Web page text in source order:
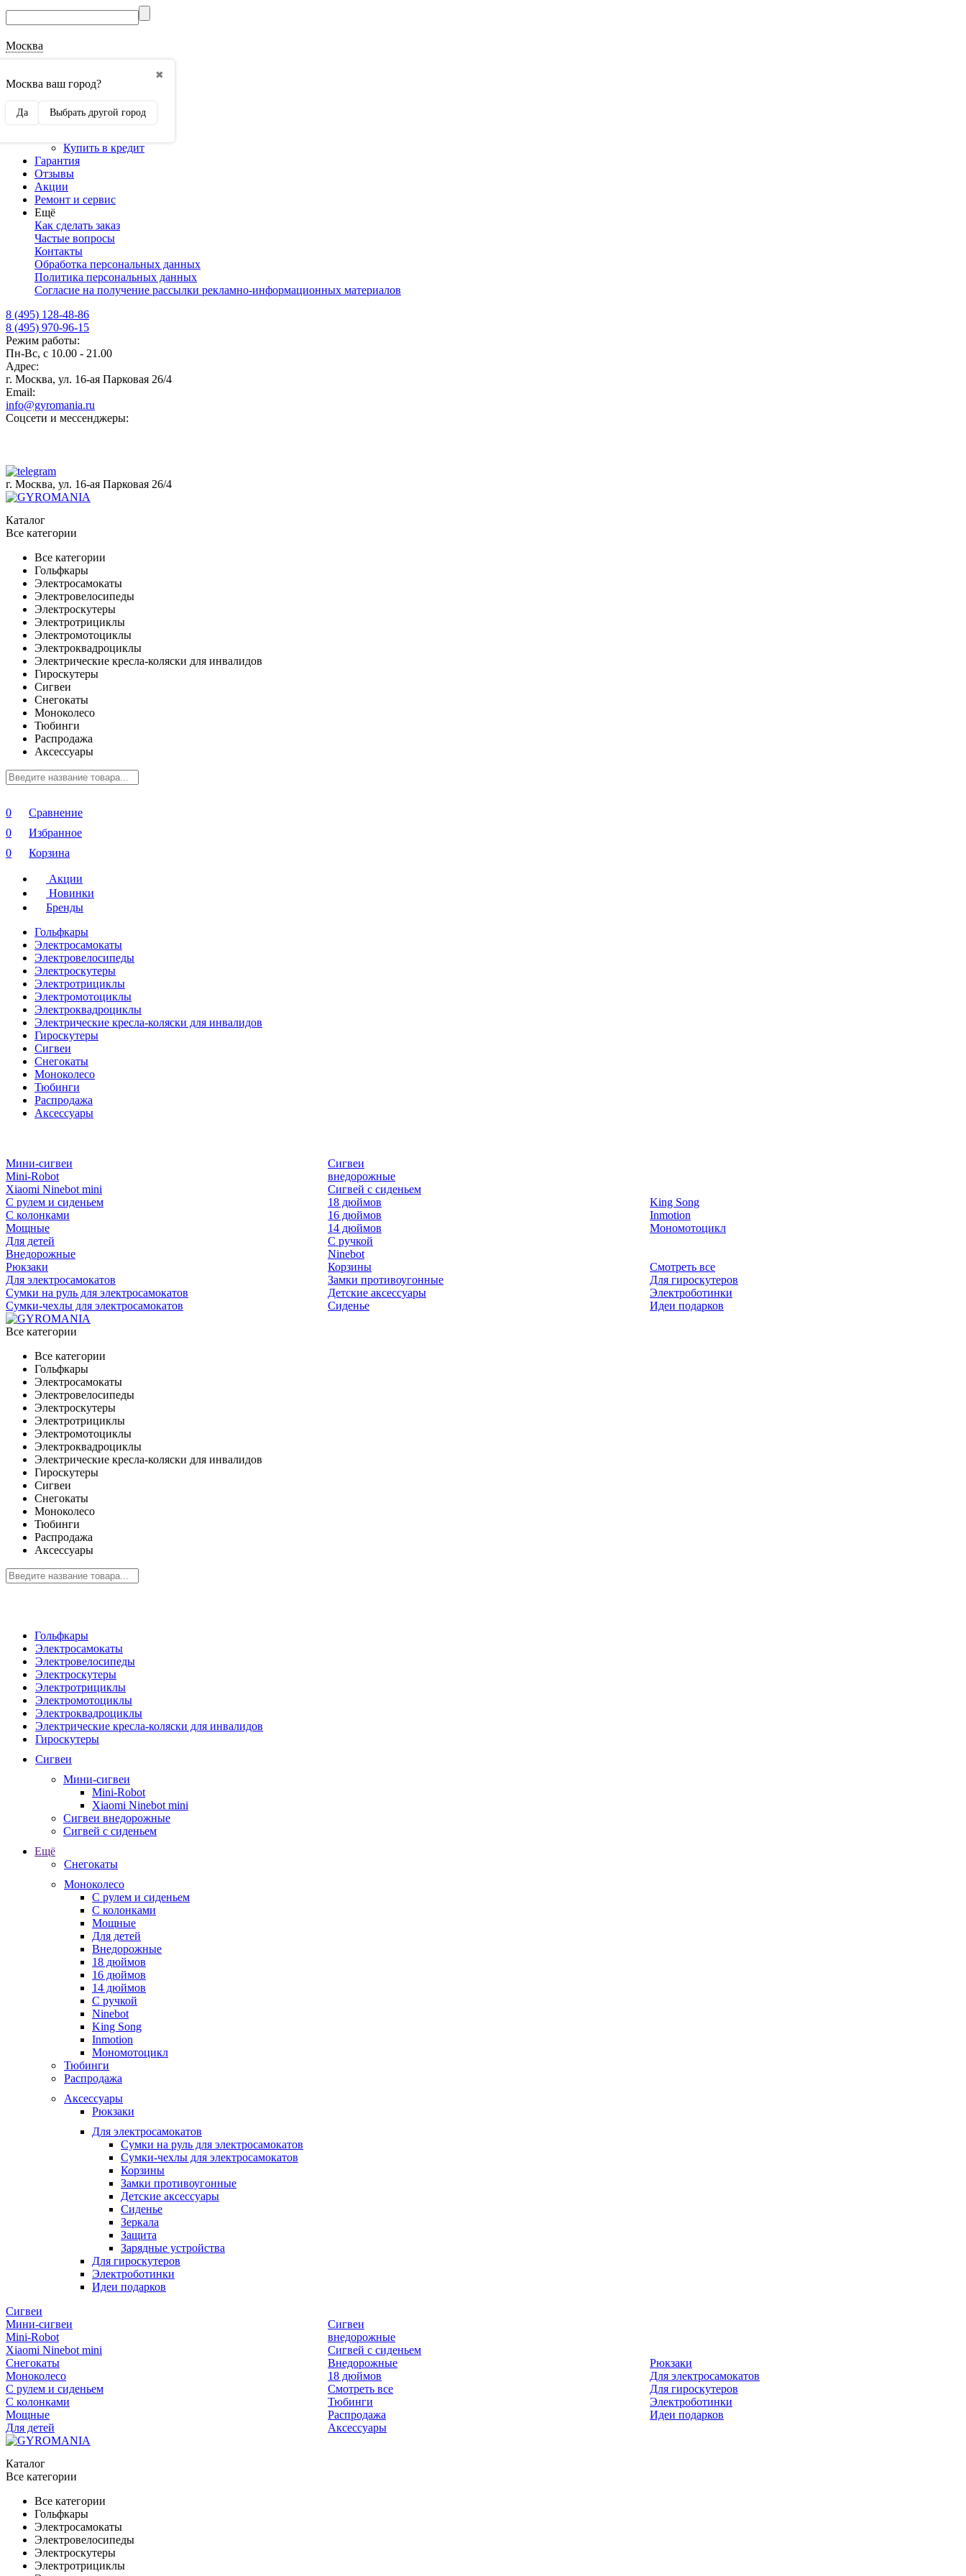
Москва
✖
Москва ваш город?
Да Выбрать другой город
Наши реквизиты
Оптовикам
Сотрудничество
Купить в кредит
Гарантия
Отзывы
Акции
Ремонт и сервис
Ещё
Как сделать заказ
Частые вопросы
Контакты
Обработка персональных данных
Политика персональных данных
Согласие на получение рассылки рекламно-информационных материалов
8 (495) 128-48-86
8 (495) 970-96-15
Режим работы:
Пн-Вс, с 10.00 - 21.00
Адрес:
г. Москва, ул. 16-ая Парковая 26/4
Email:
info@gyromania.ru
Соцсети и мессенджеры:
г. Москва, ул. 16-ая Парковая 26/4
Каталог
Все категории
Все категории
Гольфкары
Электросамокаты
Электровелосипеды
Электроскутеры
Электротрициклы
Электромотоциклы
Электроквадроциклы
Электрические кресла-коляски для инвалидов
Гироскутеры
Сигвеи
Снегокаты
Моноколесо
Тюбинги
Распродажа
Аксессуары
0
Сравнение
0
Избранное
0
Корзина
Акции
Новинки
Бренды
Гольфкары
Электросамокаты
Электровелосипеды
Электроскутеры
Электротрициклы
Электромотоциклы
Электроквадроциклы
Электрические кресла-коляски для инвалидов
Гироскутеры
Сигвеи
Снегокаты
Моноколесо
Тюбинги
Распродажа
Аксессуары
Мини-сигвеи
Mini-Robot
Xiaomi Ninebot mini
Сигвеи
внедорожные
Сигвей с сиденьем
С рулем и сиденьем
С колонками
Мощные
Для детей
Внедорожные
18 дюймов
16 дюймов
14 дюймов
С ручкой
Ninebot
King Song
Inmotion
Мономотоцикл
Рюкзаки
Для электросамокатов
Сумки на руль для электросамокатов
Сумки-чехлы для электросамокатов
Корзины
Замки противоугонные
Детские аксессуары
Сиденье
Смотреть все
Для гироскутеров
Электроботинки
Идеи подарков
Все категории
Все категории
Гольфкары
Электросамокаты
Электровелосипеды
Электроскутеры
Электротрициклы
Электромотоциклы
Электроквадроциклы
Электрические кресла-коляски для инвалидов
Гироскутеры
Сигвеи
Снегокаты
Моноколесо
Тюбинги
Распродажа
Аксессуары
Гольфкары
Электросамокаты
Электровелосипеды
Электроскутеры
Электротрициклы
Электромотоциклы
Электроквадроциклы
Электрические кресла-коляски для инвалидов
Гироскутеры
Сигвеи
Мини-сигвеи
Mini-Robot
Xiaomi Ninebot mini
Сигвеи внедорожные
Сигвей с сиденьем
Ещё
Снегокаты
Моноколесо
С рулем и сиденьем
С колонками
Мощные
Для детей
Внедорожные
18 дюймов
16 дюймов
14 дюймов
С ручкой
Ninebot
King Song
Inmotion
Мономотоцикл
Тюбинги
Распродажа
Аксессуары
Рюкзаки
Для электросамокатов
Сумки на руль для электросамокатов
Сумки-чехлы для электросамокатов
Корзины
Замки противоугонные
Детские аксессуары
Сиденье
Зеркала
Защита
Зарядные устройства
Для гироскутеров
Электроботинки
Идеи подарков
Сигвеи
Мини-сигвеи
Mini-Robot
Xiaomi Ninebot mini
Сигвеи
внедорожные
Сигвей с сиденьем
Снегокаты
Моноколесо
С рулем и сиденьем
С колонками
Мощные
Для детей
Внедорожные
18 дюймов
Смотреть все
Тюбинги
Распродажа
Аксессуары
Рюкзаки
Для электросамокатов
Для гироскутеров
Электроботинки
Идеи подарков
Каталог
Все категории
Все категории
Гольфкары
Электросамокаты
Электровелосипеды
Электроскутеры
Электротрициклы